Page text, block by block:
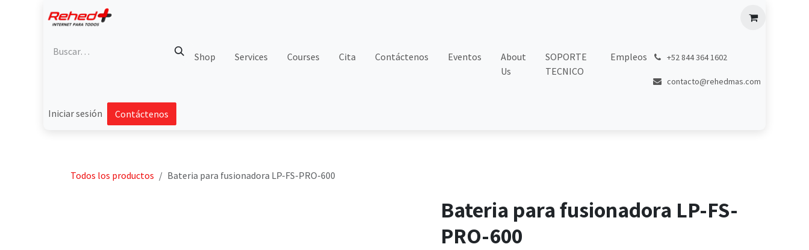
Shop Services Courses Cita Contáctenos Eventos
About
Us
SOPORTE
TECNICO
Empleos +52 844 364 1602
contacto@rehedmas.com
Iniciar sesión Contáctenos
Todos los productos Bateria para fusionadora LP-FS-PRO-600
Bateria para fusionadora LP-FS-
PRO-600